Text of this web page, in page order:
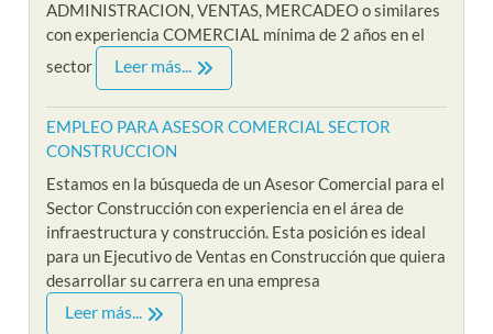
ADMINISTRACION, VENTAS, MERCADEO o similares
con experiencia COMERCIAL mínima de 2 años en el
sector
Leer más...
EMPLEO PARA ASESOR COMERCIAL SECTOR
CONSTRUCCION
Estamos en la búsqueda de un Asesor Comercial para el
Sector Construcción con experiencia en el área de
infraestructura y construcción. Esta posición es ideal
para un Ejecutivo de Ventas en Construcción que quiera
desarrollar su carrera en una empresa
Leer más...